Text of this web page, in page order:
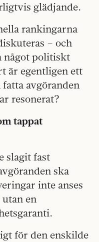
glädjande.
rankingarna
– och
något politiskt
är egentligen ett
avgöranden
resonerat?
tappat
slagit fast
ska
inte anses
en
för den enskilde